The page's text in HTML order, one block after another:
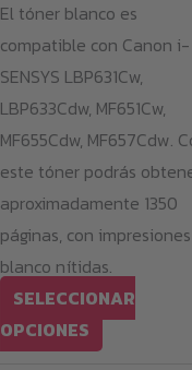
El tóner blanco es
compatible con Canon i-
SENSYS LBP631Cw,
LBP633Cdw, MF651Cw,
MF655Cdw, MF657Cdw.
este tóner podrás
aproximadamente 1350
páginas, con
blanco nítidas.
SELECCIONAR
OPCIONES